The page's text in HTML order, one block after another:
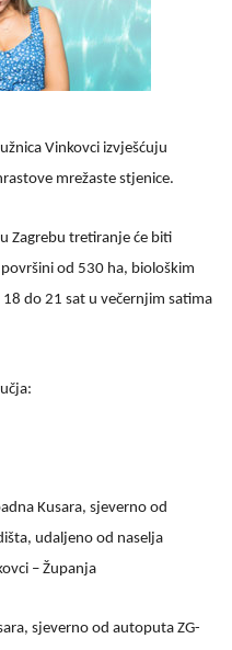
Vinkovci izvješćuju
mrežaste stjenice.
Zagrebu tretiranje će biti
od 530 ha, biološkim
18 do 21 sat u večernjim satima
Kusara, sjeverno od
udaljeno od naselja
– Županja
sjeverno od autoputa ZG-